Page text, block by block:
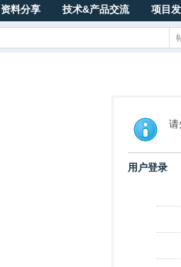
资料分享 技术&产品交流 项目
请
用户登录